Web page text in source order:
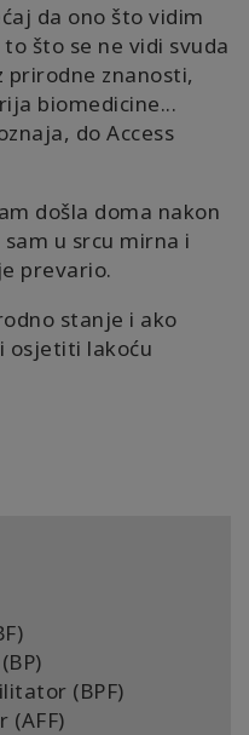
da ono što vidim
što se ne vidi svuda
prirodne znanosti,
biomedicine...
do Access
došla doma nakon
u srcu mirna i
prevario.
stanje i ako
osjetiti lakoću
(BPF)
(AFF)